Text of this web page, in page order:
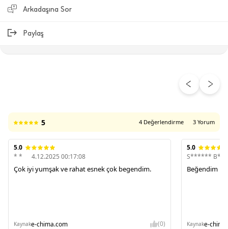
Arkadaşına Sor
Paylaş
5 4 Değerlendirme 3 Yorum
5.0
* *
4.12.2025 00:17:08
Çok iyi yumşak ve rahat esnek çok begendim.
Kaynake-chima.com (0)
5.0
S******
Beğendim
Kaynake-